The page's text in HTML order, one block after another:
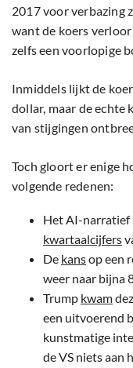
2017 voor verbazing
want de koers
zelfs een voorlopige
Inmiddels lijkt de
dollar, maar de echte
van stijgingen
Toch gloort er enige
volgende redenen:
Het AI-narratief
kwartaalcijfers
De kansop een
weer naar bijna
Trump kwam
een uitvoerend
kunstmatige
de VS niets aan